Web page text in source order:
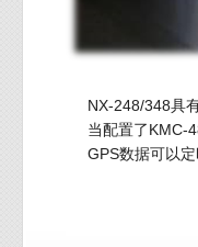
NX-248/348具
当配置了KMC-
GPS数据可以定